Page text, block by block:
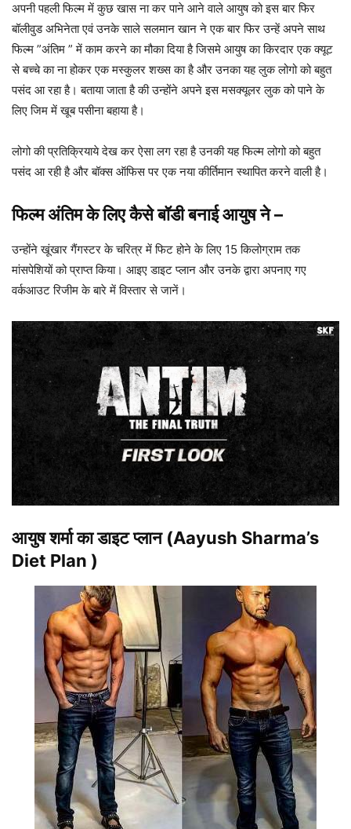
अपनी पहली फिल्म में कुछ खास ना कर पाने आने वाले आयुष को इस बार फिर
बॉलीवुड अभिनेता एवं उनके साले सलमान खान ने एक बार फिर उन्हें अपने साथ
फिल्म ”अंतिम ” में काम करने का मौका दिया है जिसमे आयुष का किरदार एक क्यूट
से बच्चे का ना होकर एक मस्कुलर शख्स का है और उनका यह लुक लोगो को बहुत
पसंद आ रहा है। बताया जाता है की उन्होंने अपने इस मसक्यूलर लुक को पाने के
लिए जिम में खूब पसीना बहाया है।
लोगो की प्रतिक्रियाये देख कर ऐसा लग रहा है उनकी यह फिल्म लोगो को बहुत
पसंद आ रही है और बॉक्स ऑफिस पर एक नया कीर्तिमान स्थापित करने वाली है।
फिल्म अंतिम के लिए कैसे बॉडी बनाई आयुष ने–
उन्होंने खूंखार गैंगस्टर के चरित्र में फिट होने के लिए 15 किलोग्राम तक
मांसपेशियों को प्राप्त किया। आइए डाइट प्लान और उनके द्वारा अपनाए गए
वर्कआउट रिजीम के बारे में विस्तार से जानें।
आयुष शर्मा का डाइट प्लान(Aayush Sharma’s
Diet Plan )